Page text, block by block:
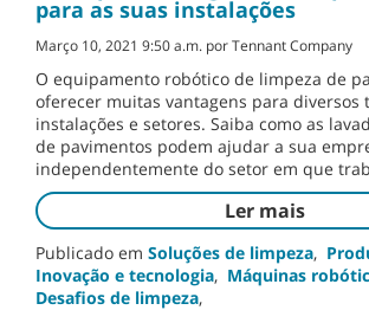
para as suas instalações
Março 10, 2021 9:50 a.m. por Tennant Company
O equipamento robótico de limpeza de
oferecer muitas vantagens para diversos
instalações e setores. Saiba como as
de pavimentos podem ajudar a sua
independentemente do setor em que
Ler mais
Publicado em Soluções de limpeza,
Inovação e tecnologia, Máquinas
Desafios de limpeza,